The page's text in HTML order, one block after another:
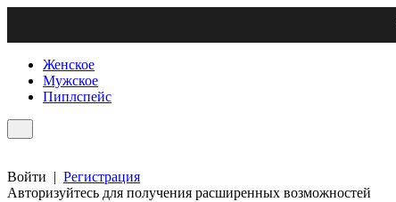
Женское
Мужское
Пиплспейс
Войти | Регистрация
Авторизуйтесь для получения расширенных возможностей